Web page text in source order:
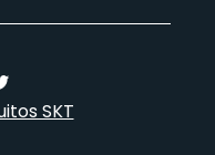
SKT